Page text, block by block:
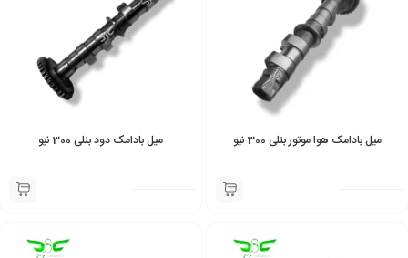
میل بادامک هوا موتور بنلی 300 نیو میل بادامک دود بنلی 300 نیو